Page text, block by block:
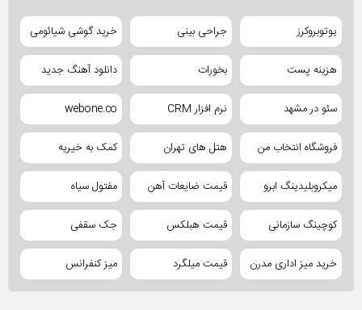
یوتوبروکرز جراحی بینی خرید گوشی شیائومی
هزینه پست بخورات دانلود آهنگ جدید
سئو در مشهد نرم افزار CRM webone.co
فروشگاه انتخاب من هتل های تهران کمک به خیریه
میکروبلیدینگ ابرو قیمت ضایعات آهن مفتول سیاه
کوچینگ سازمانی قیمت هبلکس جک سقفی
خرید میز اداری مدرن قیمت میلگرد میز کنفرانس